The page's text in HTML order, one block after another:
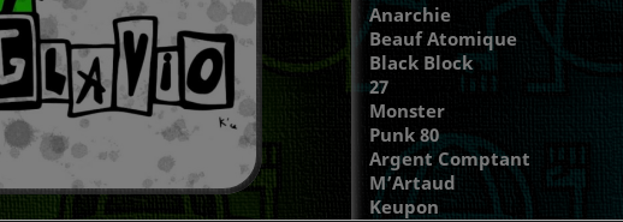
Anarchie
Beauf Atomique
Black Block
27
Monster
Punk 80
Argent Comptant
M’Artaud
Keupon